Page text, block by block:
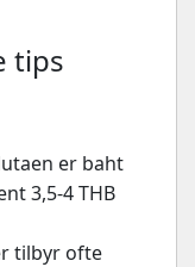
tips
er baht
3,5-4 THB
tilbyr ofte